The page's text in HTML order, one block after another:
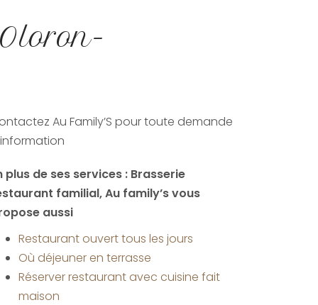
Au Family’S pour toute demande
plus de ses services : Brasserie
familial, Au family’s vous
aussi
Restaurant ouvert tous les jours
Où déjeuner en terrasse
Réserver restaurant avec cuisine fait
maison